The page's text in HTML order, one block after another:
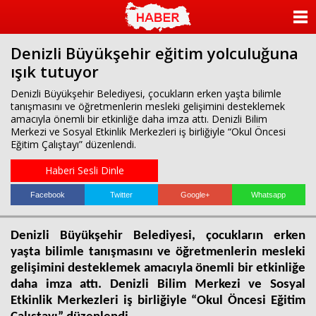
Denizli Büyükşehir eğitim yolculuğuna
ışık tutuyor
Denizli Büyükşehir Belediyesi, çocukların erken yaşta bilimle
tanışmasını ve öğretmenlerin mesleki gelişimini desteklemek
amacıyla önemli bir etkinliğe daha imza attı. Denizli Bilim
Merkezi ve Sosyal Etkinlik Merkezleri iş birliğiyle “Okul Öncesi
Eğitim Çalıştayı” düzenlendi.
Haberi Sesli Dinle
Facebook Twitter Google+ Whatsapp
Denizli Büyükşehir Belediyesi, çocukların erken
yaşta bilimle tanışmasını ve öğretmenlerin mesleki
gelişimini desteklemek amacıyla önemli bir etkinliğe
daha imza attı. Denizli Bilim Merkezi ve Sosyal
Etkinlik Merkezleri iş birliğiyle “Okul Öncesi Eğitim
KATEGORİLER
ANKETLER
İLETİŞİM